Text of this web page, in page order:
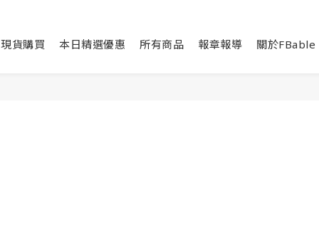
現貨購買 本日精選優惠 所有商品 報章報導 關於FBable